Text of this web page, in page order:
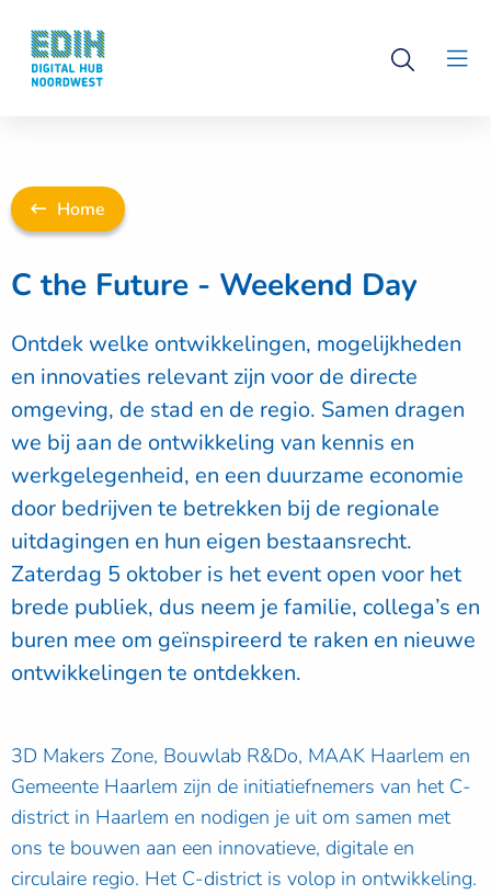
Logo
Digital
Hub
Open
Home
C the Future - Weekend Day
Ontdek welke ontwikkelingen, mogelijkheden
en innovaties relevant zijn voor de directe
omgeving, de stad en de regio. Samen dragen
we bij aan de ontwikkeling van kennis en
werkgelegenheid, en een duurzame economie
door bedrijven te betrekken bij de regionale
uitdagingen en hun eigen bestaansrecht.
Zaterdag 5 oktober is het event open voor het
brede publiek, dus neem je familie, collega’s en
buren mee om geïnspireerd te raken en nieuwe
ontwikkelingen te ontdekken.
3D Makers Zone, Bouwlab R&Do, MAAK Haarlem en
Gemeente Haarlem zijn de initiatiefnemers van het C-
district in Haarlem en nodigen je uit om samen met
ons te bouwen aan een innovatieve, digitale en
circulaire regio. Het C-district is volop in ontwikkeling.